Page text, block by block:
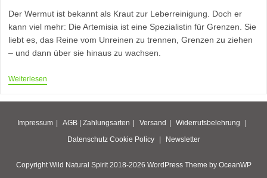
Der Wermut ist bekannt als Kraut zur Leberreinigung. Doch er
kann viel mehr: Die Artemisia ist eine Spezialistin für Grenzen. Sie
liebt es, das Reine vom Unreinen zu trennen, Grenzen zu ziehen
– und dann über sie hinaus zu wachsen.
WeiterlesenArtemisia
Impressum AGB | Zahlungsarten Versand
Widerrufsbelehrung
Datenschutz Cookie Policy Newsletter
Copyright Wild Natural Spirit 2018-2026 WordPress Theme by OceanWP